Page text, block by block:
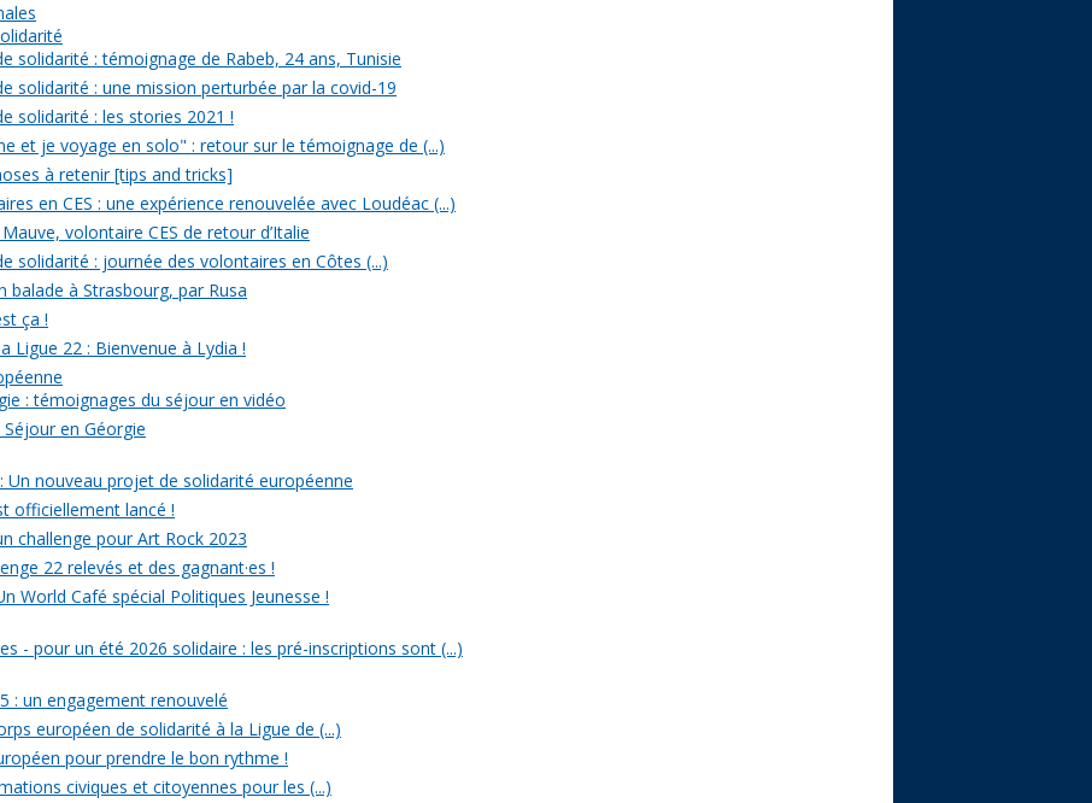
solidarité : témoignage de Rabeb, 24 ans, Tunisie
solidarité : une mission perturbée par la covid-19
solidarité : les stories 2021 !
et je voyage en solo" : retour sur le témoignage de (...)
à retenir [tips and tricks]
en CES : une expérience renouvelée avec Loudéac (...)
volontaire CES de retour d’Italie
solidarité : journée des volontaires en Côtes (...)
balade à Strasbourg, par Rusa
ça !
Ligue 22 : Bienvenue à Lydia !
: témoignages du séjour en vidéo
en Géorgie
nouveau projet de solidarité européenne
officiellement lancé !
challenge pour Art Rock 2023
22 relevés et des gagnant·es !
World Café spécial Politiques Jeunesse !
- pour un été 2026 solidaire : les pré-inscriptions sont (...)
: un engagement renouvelé
européen de solidarité à la Ligue de (...)
pour prendre le bon rythme !
civiques et citoyennes pour les (...)